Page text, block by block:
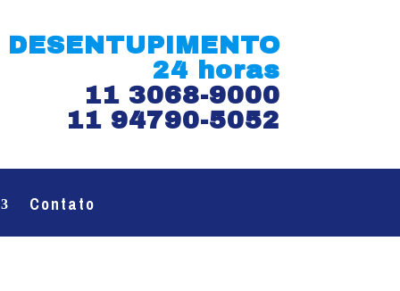
DESENTUPIMENTO
24 horas
11 3068-9000
11 94790-5052
Contato